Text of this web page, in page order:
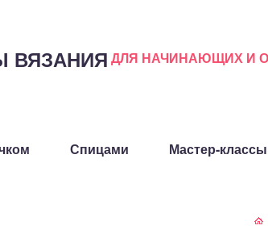
ВЯЗАНИЯ ДЛЯ НАЧИНАЮЩИХ И
Спицами Мастер-классы